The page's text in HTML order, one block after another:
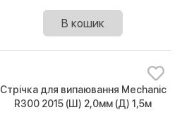
В кошик
Стрічка для випаювання Mechanic
R300 2015 (Ш) 2,0мм (Д) 1,5м